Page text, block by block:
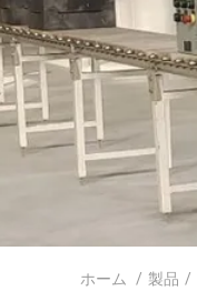
ホーム / 製品 /